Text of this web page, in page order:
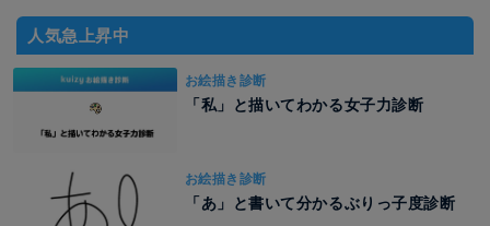
人気急上昇中
お絵描き診断
「私」と描いてわかる女子力診断
お絵描き診断
「あ」と書いて分かるぶりっ子度診断